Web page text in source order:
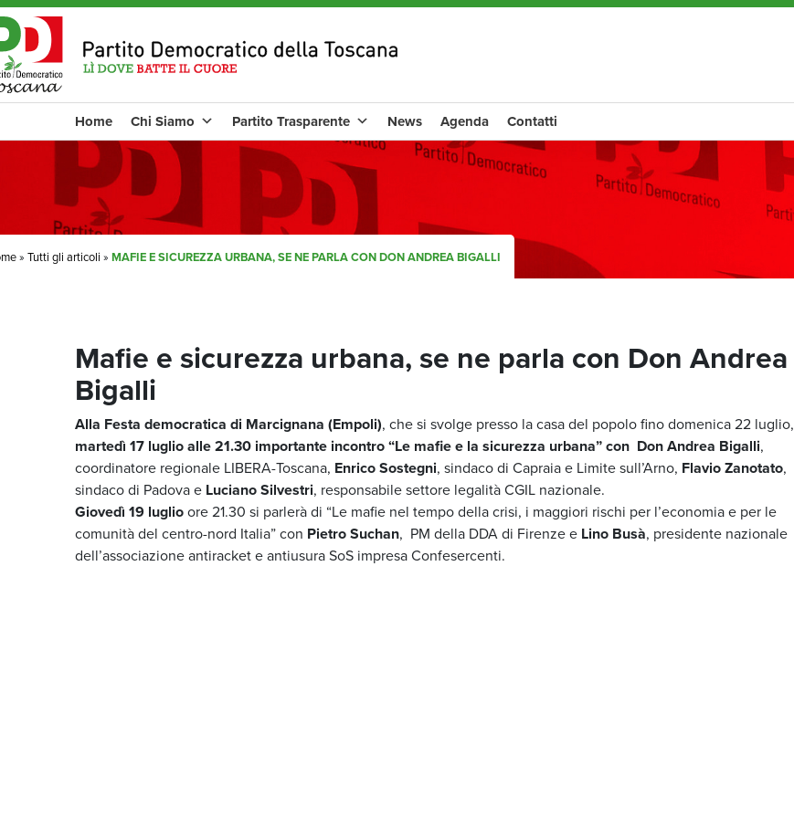
Home Chi Siamo Partito Trasparente News Agenda Contatti
» Tutti gli articoli » MAFIE E SICUREZZA URBANA, SE NE PARLA CON DON ANDREA BIGALLI
Mafie e sicurezza urbana, se ne parla con Don Andrea
Bigalli
Alla Festa democratica di Marcignana (Empoli), che si svolge presso la casa del popolo fino domenica 22 luglio,
martedì 17 luglio alle 21.30 importante incontro “Le mafie e la sicurezza urbana” con Don Andrea Bigalli,
coordinatore regionale LIBERA-Toscana, Enrico Sostegni, sindaco di Capraia e Limite sull’Arno, Flavio Zanotato,
sindaco di Padova e Luciano Silvestri, responsabile settore legalità CGIL nazionale.
Giovedì 19 luglioore 21.30 si parlerà di “Le mafie nel tempo della crisi, i maggiori rischi per l’economia e per le
comunità del centro-nord Italia” con Pietro Suchan, PM della DDA di Firenze e Lino Busà, presidente nazionale
dell’associazione antiracket e antiusura SoS impresa Confesercenti.